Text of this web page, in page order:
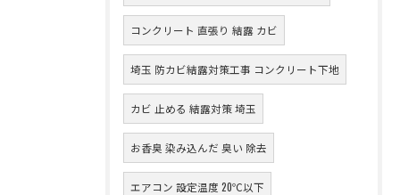
コンクリート 直張り 結露 カビ
埼玉 防カビ結露対策工事 コンクリート下地
カビ 止める 結露対策 埼玉
お香臭 染み込んだ 臭い 除去
エアコン 設定温度 20℃以下